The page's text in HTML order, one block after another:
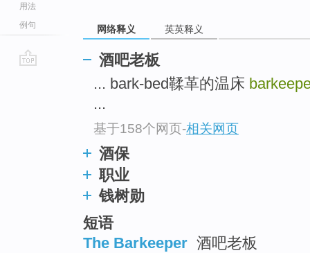
用法
例句
网络释义 英英释义
酒吧老板
... bark-bed鞣革的温床
...
基于158个网页-相关网页
酒保
职业
钱树勋
短语
The Barkeeper 酒吧老板